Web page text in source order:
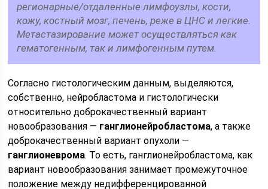
регионарные/отдаленные лимфоузлы, кости,
кожу, костный мозг, печень, реже в ЦНС и легкие.
Метастазирование может осуществляться как
гематогенным, так и лимфогенным путем.
Согласно гистологическим данным, выделяются,
собственно, нейробластома и гистологически
относительно доброкачественный вариант
новообразования — ганглионейробластома, а также
доброкачественный вариант опухоли —
ганглионеврома. То есть, ганглионейробластома, как
вариант новообразования занимает промежуточное
положение между недифференцированной